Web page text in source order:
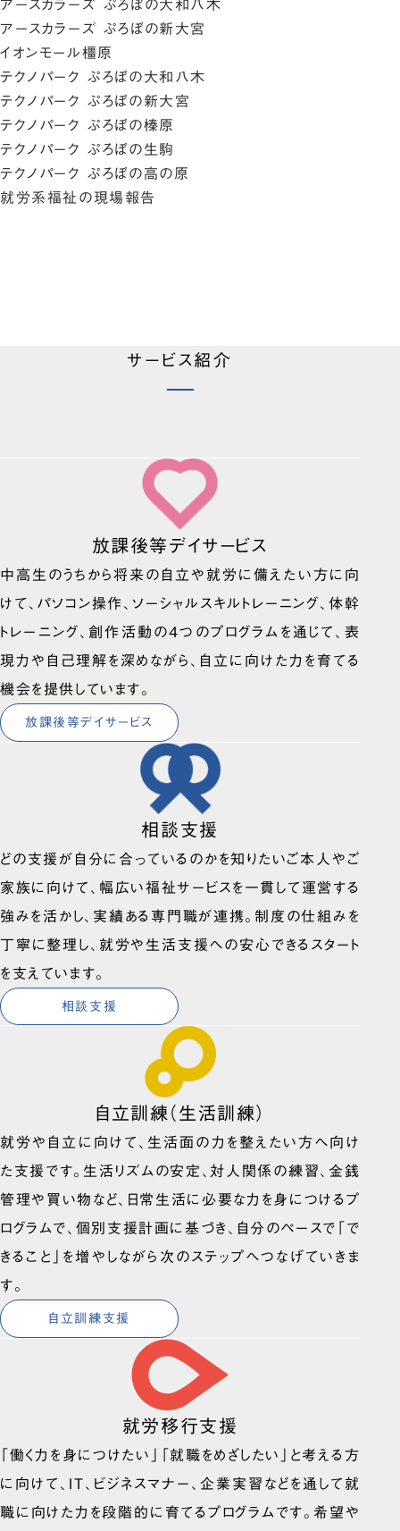
アースカラーズ ぷろぼの大和八木
アースカラーズ ぷろぼの新大宮
イオンモール橿原
テクノパーク ぷろぼの大和八木
テクノパーク ぷろぼの新大宮
テクノパーク ぷろぼの榛原
テクノパーク ぷろぼの生駒
テクノパーク ぷろぼの高の原
就労系福祉の現場報告
サービス紹介
放課後等デイサービス
中高生のうちから将来の自立や就労に備えたい方に向
けて、パソコン操作、ソーシャルスキルトレーニング、体幹
トレーニング、創作活動の4つのプログラムを通じて、表
現力や自己理解を深めながら、自立に向けた力を育てる
機会を提供しています。
放課後等デイサービス
相談支援
どの支援が自分に合っているのかを知りたいご本人やご
家族に向けて、幅広い福祉サービスを一貫して運営する
強みを活かし、実績ある専門職が連携。制度の仕組みを
丁寧に整理し、就労や生活支援への安心できるスタート
を支えています。
相談支援
自立訓練（生活訓練）
就労や自立に向けて、生活面の力を整えたい方へ向け
た支援です。生活リズムの安定、対人関係の練習、金銭
管理や買い物など、日常生活に必要な力を身につけるプ
ログラムで、個別支援計画に基づき、自分のペースで「で
きること」を増やしながら次のステップへつなげていきま
す。
自立訓練支援
就労移行支援
「働く力を身につけたい」「就職をめざしたい」と考える方
に向けて、IT、ビジネスマナー、企業実習などを通して就
職に向けた力を段階的に育てるプログラムです。希望や